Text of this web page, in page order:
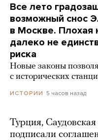
Все лето
возможный снос
в Москве. Плохая
далеко не
риска
Новые законы
с исторических
ИСТОРИИ 5 часов назад
Турция,
подписали